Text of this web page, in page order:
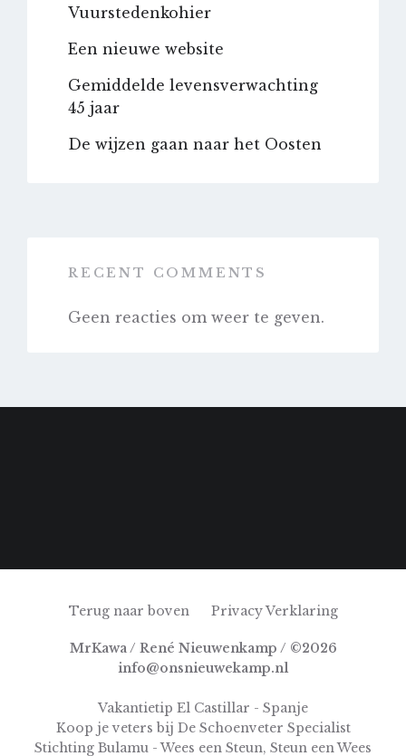
Vuurstedenkohier
Een nieuwe website
Gemiddelde levensverwachting
45 jaar
De wijzen gaan naar het Oosten
RECENT COMMENTS
Geen reacties om weer te geven.
Terug naar boven Privacy Verklaring
MrKawa / René Nieuwenkamp / ©2026
info@onsnieuwekamp.nl
Vakantietip El Castillar - Spanje
Koop je veters bij De Schoenveter Specialist
Stichting Bulamu - Wees een Steun, Steun een Wees